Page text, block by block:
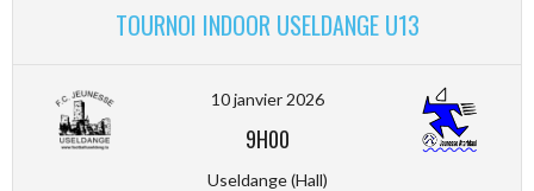
TOURNOI INDOOR USELDANGE U13
10 janvier 2026
9H00
Useldange (Hall)